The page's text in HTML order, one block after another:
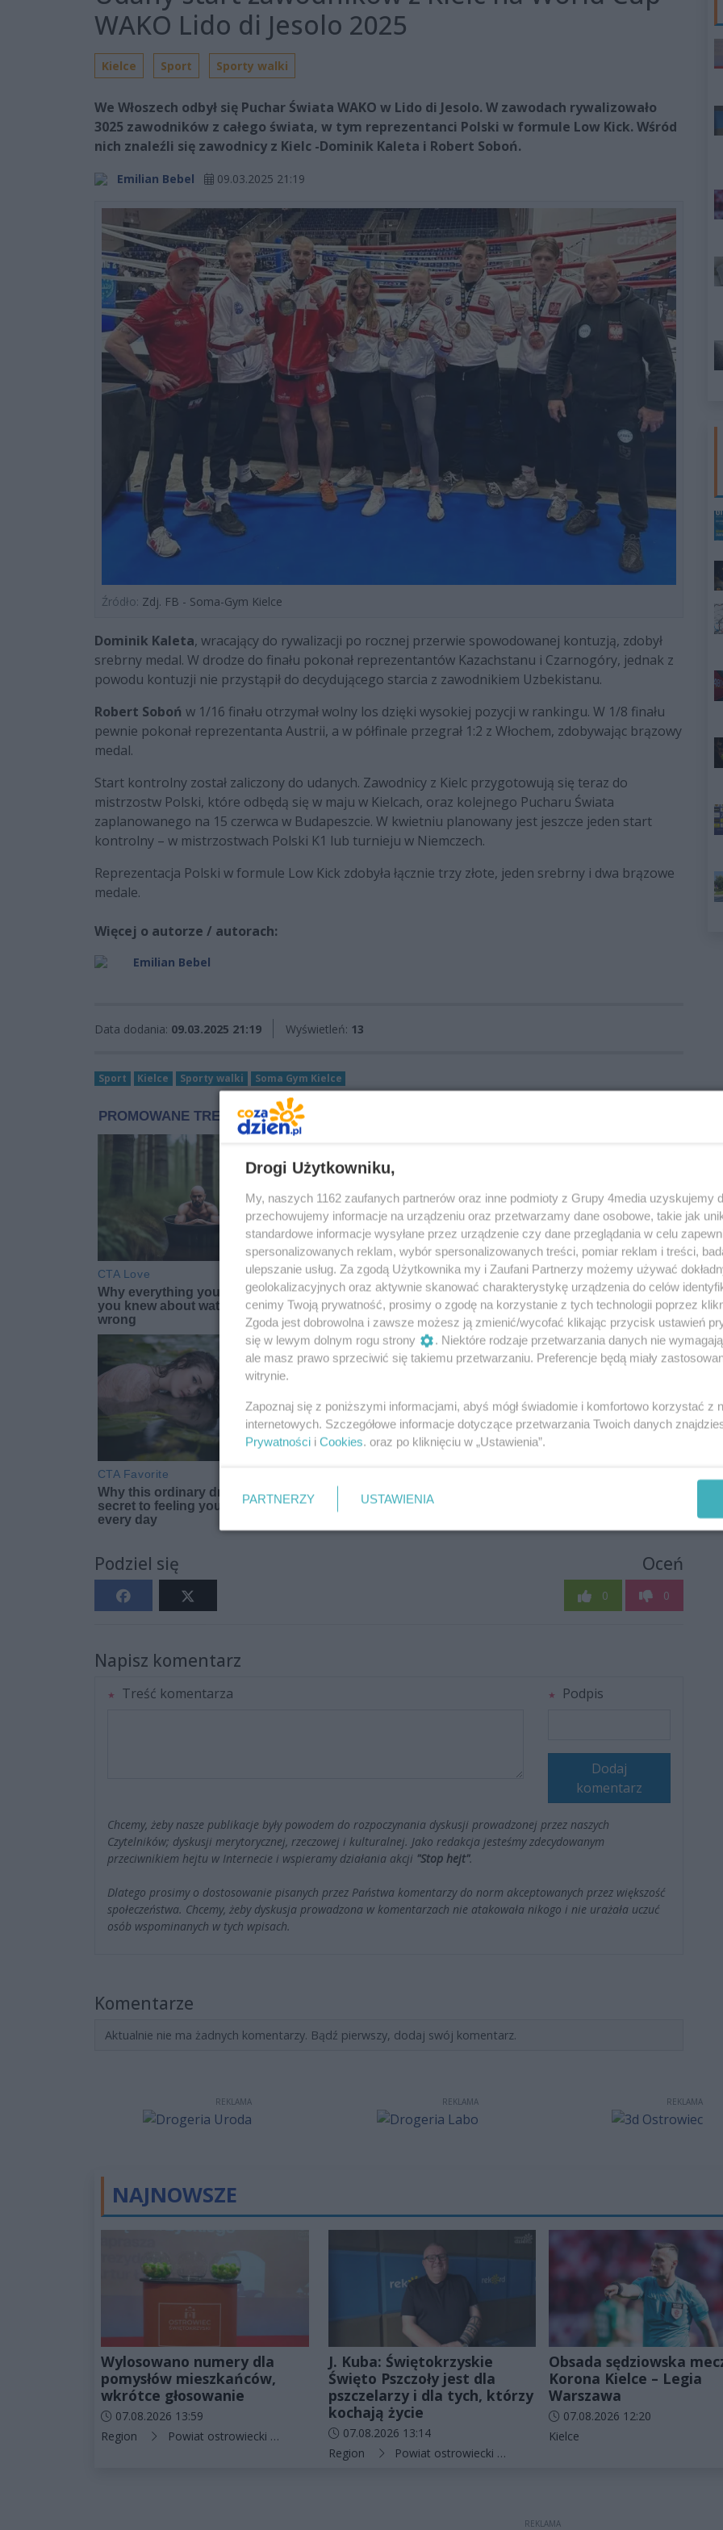
WAKO Lido di Jesolo 2025
Kielce Sport Sporty walki
We Włoszech odbył się Puchar Świata WAKO w Lido di Jesolo. W zawodach rywalizowało
3025 zawodników z całego świata, w tym reprezentanci Polski w formule Low Kick. Wśród
nich znaleźli się zawodnicy z Kielc -Dominik Kaleta i Robert Soboń.
Emilian Bebel 09.03.2025 21:19
Źródło: Zdj. FB - Soma-Gym Kielce
Dominik Kaleta, wracający do rywalizacji po rocznej przerwie spowodowanej kontuzją, zdobył
srebrny medal. W drodze do finału pokonał reprezentantów Kazachstanu i Czarnogóry, jednak z
powodu kontuzji nie przystąpił do decydującego starcia z zawodnikiem Uzbekistanu.
Robert Soboń w 1/16 finału otrzymał wolny los dzięki wysokiej pozycji w rankingu. W 1/8 finału
pewnie pokonał reprezentanta Austrii, a w półfinale przegrał 1:2 z Włochem, zdobywając brązowy
medal.
Start kontrolny został zaliczony do udanych. Zawodnicy z Kielc przygotowują się teraz do
mistrzostw Polski, które odbędą się w maju w Kielcach, oraz kolejnego Pucharu Świata
zaplanowanego na 15 czerwca w Budapeszcie. W kwietniu planowany jest jeszcze jeden start
kontrolny – w mistrzostwach Polski K1 lub turnieju w Niemczech.
Reprezentacja Polski w formule Low Kick zdobyła łącznie trzy złote, jeden srebrny i dwa brązowe
medale.
Więcej o autorze / autorach:
Emilian Bebel
Data dodania: 09.03.2025 21:19 Wyświetleń: 13
Sport Kielce Sporty walki Soma Gym Kielce
Podziel się Oceń
0 0
Napisz komentarz
Treść komentarza Podpis
Dodaj
komentarz
Chcemy, żeby nasze publikacje były powodem do rozpoczynania dyskusji prowadzonej przez naszych
Czytelników; dyskusji merytorycznej, rzeczowej i kulturalnej. Jako redakcja jesteśmy zdecydowanym
przeciwnikiem hejtu w Internecie i wspieramy działania akcji "Stop hejt".
Dlatego prosimy o dostosowanie pisanych przez Państwa komentarzy do norm akceptowanych przez większość
społeczeństwa. Chcemy, żeby dyskusja prowadzona w komentarzach nie atakowała nikogo i nie urażała uczuć
osób wspominanych w tych wpisach.
Komentarze
Aktualnie nie ma żadnych komentarzy. Bądź pierwszy, dodaj swój komentarz.
REKLAMA REKLAMA REKLAMA
NAJNOWSZE
Wylosowano numery dla
pomysłów mieszkańców,
wkrótce głosowanie
Data dodania artykułu:
07.08.2026 13:59
Kategorie artykułu:
Region Powiat ostrowiecki Ostrowiec Świętokrzyski
J. Kuba: Świętokrzyskie
Święto Pszczoły jest dla
pszczelarzy i dla tych, którzy
kochają życie
Data dodania artykułu:
07.08.2026 13:14
Kategorie artykułu:
Region Powiat ostrowiecki
Obsada sędziowska
Korona Kielce – Legia
Warszawa
Data dodania artykułu:
07.08.2026 12:20
Kategorie artykułu:
Kielce
REKLAMA
Drogi Użytkowniku,
My, naszych 1162 zaufanych partnerów oraz inne podmioty z Grupy 4media uzyskujemy
przechowujemy informacje na urządzeniu oraz przetwarzamy dane osobowe, takie jak
standardowe informacje wysyłane przez urządzenie czy dane przeglądania w celu
spersonalizowanych reklam, wybór spersonalizowanych treści, pomiar reklam i treści,
ulepszanie usług. Za zgodą Użytkownika my i Zaufani Partnerzy możemy używać
geolokalizacyjnych oraz aktywnie skanować charakterystykę urządzenia do celów
cenimy Twoją prywatność, prosimy o zgodę na korzystanie z tych technologii poprzez
Zgoda jest dobrowolna i zawsze możesz ją zmienić/wycofać klikając przycisk ustawień
się w lewym dolnym rogu strony
. Niektóre rodzaje przetwarzania danych nie
ale masz prawo sprzeciwić się takiemu przetwarzaniu. Preferencje będą miały
witrynie.
Zapoznaj się z poniższymi informacjami, abyś mógł świadomie i komfortowo korzystać z
internetowych. Szczegółowe informacje dotyczące przetwarzania Twoich danych
Prywatności i Cookies. oraz po kliknięciu w „Ustawienia”.
PARTNERZY USTAWIENIA